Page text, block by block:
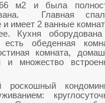
м2 и была
Главная
и имеет 2 ванные
Кухня
обеденная
комната,
и множество
роскошный